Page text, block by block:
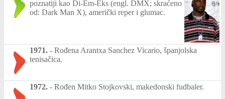
poznatiji kao Di-Em-Eks (engl. DMX; skraćeno
od: Dark Man X), američki reper i glumac.
1971. - Rođena Arantxa Sanchez Vicario, španjolska
tenisačica.
1972. - Rođen Mitko Stojkovski, makedonski fudbaler.